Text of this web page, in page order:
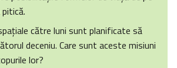
către luni sunt planificate să
deceniu. Care sunt aceste misiuni
lor?